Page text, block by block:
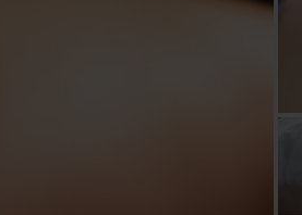
Escapade 1 à 2